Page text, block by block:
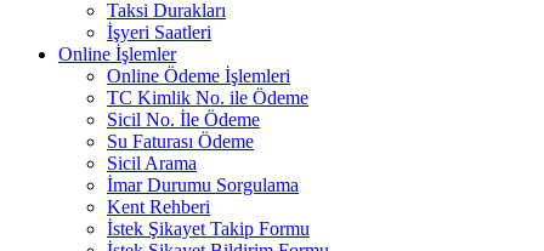
Taksi Durakları
İşyeri Saatleri
Online İşlemler
Online Ödeme İşlemleri
TC Kimlik No. ile Ödeme
Sicil No. İle Ödeme
Su Faturası Ödeme
Sicil Arama
İmar Durumu Sorgulama
Kent Rehberi
İstek Şikayet Takip Formu